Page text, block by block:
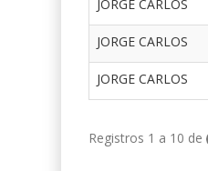
JORGE CARLOS
JORGE CARLOS
JORGE CARLOS
Registros 1 a 10 de